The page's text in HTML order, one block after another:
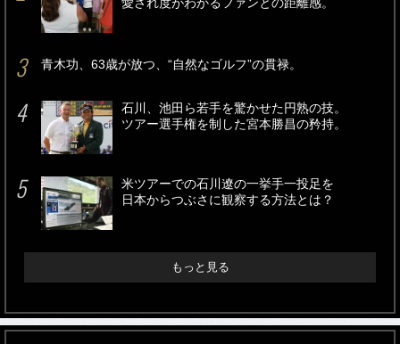
愛され度がわかるファンとの距離感。
青木功、63歳が放つ、“自然なゴルフ”の貫禄。
石川、池田ら若手を驚かせた円熟の技。
ツアー選手権を制した宮本勝昌の矜持。
米ツアーでの石川遼の一挙手一投足を
日本からつぶさに観察する方法とは？
もっと見る